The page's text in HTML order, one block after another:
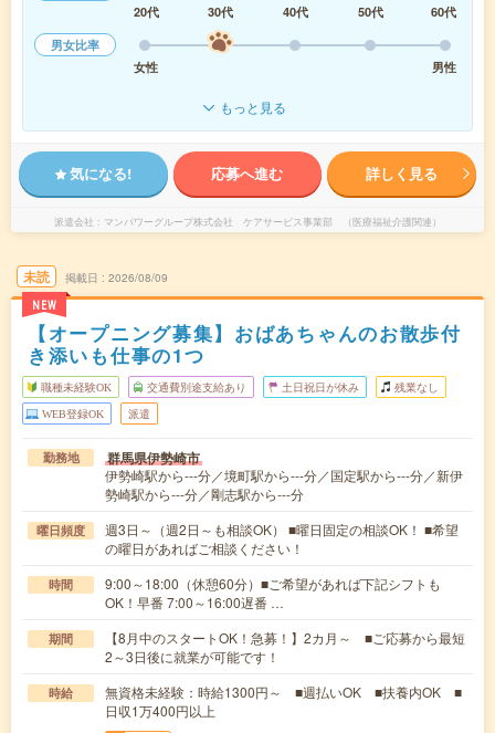
20代
30代 40代 50代
60代
男女比率
女性
男性
もっと見る
気になる! 応募へ進む 詳しく見る
派遣会社 マンパワーグループ株式会社 ケアサービス事業部 （医療福祉介護関連）
未読
NEW
掲載日 2026/08/09
【オープニング募集】おばあちゃんのお散歩付
き添いも仕事の1つ
職種未経験OK 交通費別途支給あり 土日祝日が休み 残業なし
WEB登録OK 派遣
勤務地 群馬県伊勢崎市
伊勢崎駅から---分／境町駅から---分／国定駅から---分／新伊
勢崎駅から---分／剛志駅から---分
曜日頻度
週3日～（週2日～も相談OK） ■曜日固定の相談OK！ ■希望
の曜日があればご相談ください！
時間
9:00～18:00（休憩60分）■ご希望があれば下記シフトも
OK！早番 7:00～16:00遅番 …
期間
【8月中のスタートOK！急募！】2カ月～ ■ご応募から最短
2～3日後に就業が可能です！
時給
無資格未経験：時給1300円～ ■週払いOK ■扶養内OK ■
日収1万400円以上